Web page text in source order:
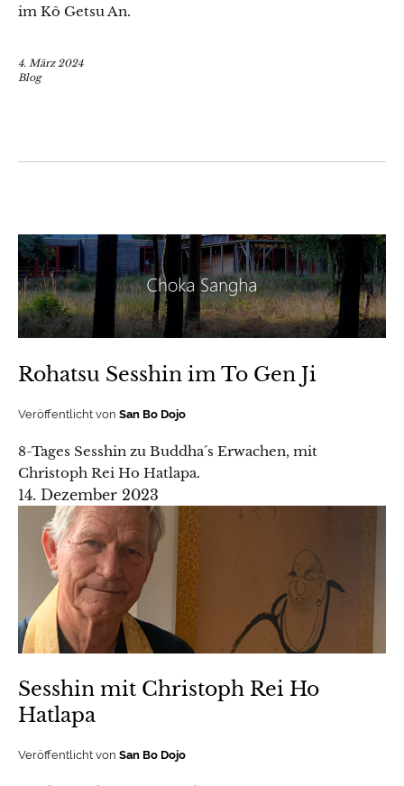
im Kô Getsu An.
4. März 2024
Blog
Rohatsu Sesshin im To Gen Ji
Veröffentlicht von San Bo Dojo
8-Tages Sesshin zu Buddha´s Erwachen, mit
Christoph Rei Ho Hatlapa.
14. Dezember 2023
Sesshin mit Christoph Rei Ho
Hatlapa
Veröffentlicht von San Bo Dojo